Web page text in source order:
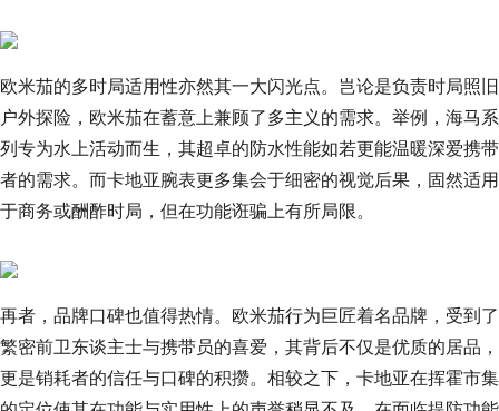
欧米茄的多时局适用性亦然其一大闪光点。岂论是负责时局照旧
户外探险，欧米茄在蓄意上兼顾了多主义的需求。举例，海马系
列专为水上活动而生，其超卓的防水性能如若更能温暖深爱携带
者的需求。而卡地亚腕表更多集会于细密的视觉后果，固然适用
于商务或酬酢时局，但在功能诳骗上有所局限。
再者，品牌口碑也值得热情。欧米茄行为巨匠着名品牌，受到了
繁密前卫东谈主士与携带员的喜爱，其背后不仅是优质的居品，
更是销耗者的信任与口碑的积攒。相较之下，卡地亚在挥霍市集